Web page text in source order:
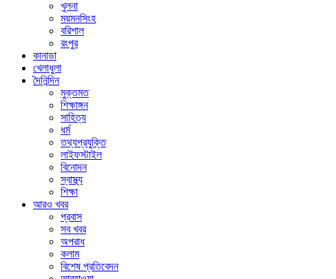
খুলনা
ময়মনসিংহ
বরিশাল
রংপুর
কানাডা
খেলাধুলা
দৈনিন্দিন
মুক্তমত
শিক্ষাঙ্গন
সাহিত্য
ধর্ম
তথ্যপ্রযুক্তি
লাইফস্টাইল
বিনোদন
স্বাস্থ্য
শিক্ষা
আরও খবর
প্রবাস
সব খবর
অপরাধ
কলাম
বিশেষ প্রতিবেদন